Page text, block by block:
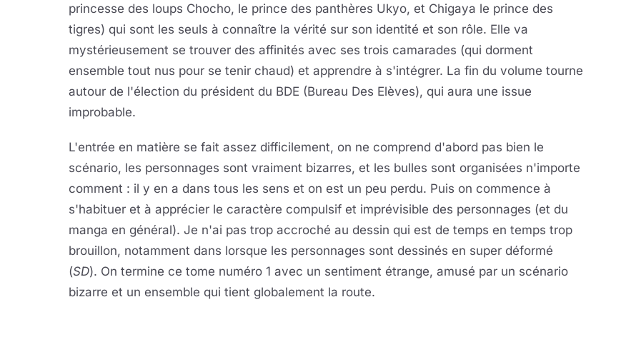
princesse des loups Chocho, le prince des panthères Ukyo, et Chigaya le prince des
tigres) qui sont les seuls à connaître la vérité sur son identité et son rôle. Elle va
mystérieusement se trouver des affinités avec ses trois camarades (qui dorment
ensemble tout nus pour se tenir chaud) et apprendre à s'intégrer. La fin du volume tourne
autour de l'élection du président du BDE (Bureau Des Elèves), qui aura une issue
improbable.
L'entrée en matière se fait assez difficilement, on ne comprend d'abord pas bien le
scénario, les personnages sont vraiment bizarres, et les bulles sont organisées n'importe
comment : il y en a dans tous les sens et on est un peu perdu. Puis on commence à
s'habituer et à apprécier le caractère compulsif et imprévisible des personnages (et du
manga en général). Je n'ai pas trop accroché au dessin qui est de temps en temps trop
brouillon, notamment dans lorsque les personnages sont dessinés en super déformé
(SD). On termine ce tome numéro 1 avec un sentiment étrange, amusé par un scénario
bizarre et un ensemble qui tient globalement la route.